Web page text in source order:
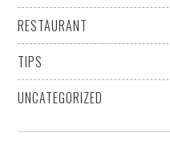
RESTAURANT
TIPS
UNCATEGORIZED